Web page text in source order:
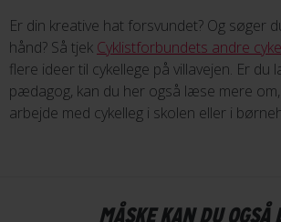
Er din kreative hat forsvundet? Og søger
hånd? Så tjek Cyklistforbundets andre
flere ideer til cykellege på villavejen. Er du
pædagog, kan du her også læse mere
arbejde med cykelleg i skolen eller i
MÅSKE KAN DU OGSÅ